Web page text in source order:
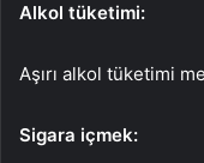
Alkol tüketimi:
Aşırı alkol tüketimi
Sigara içmek: